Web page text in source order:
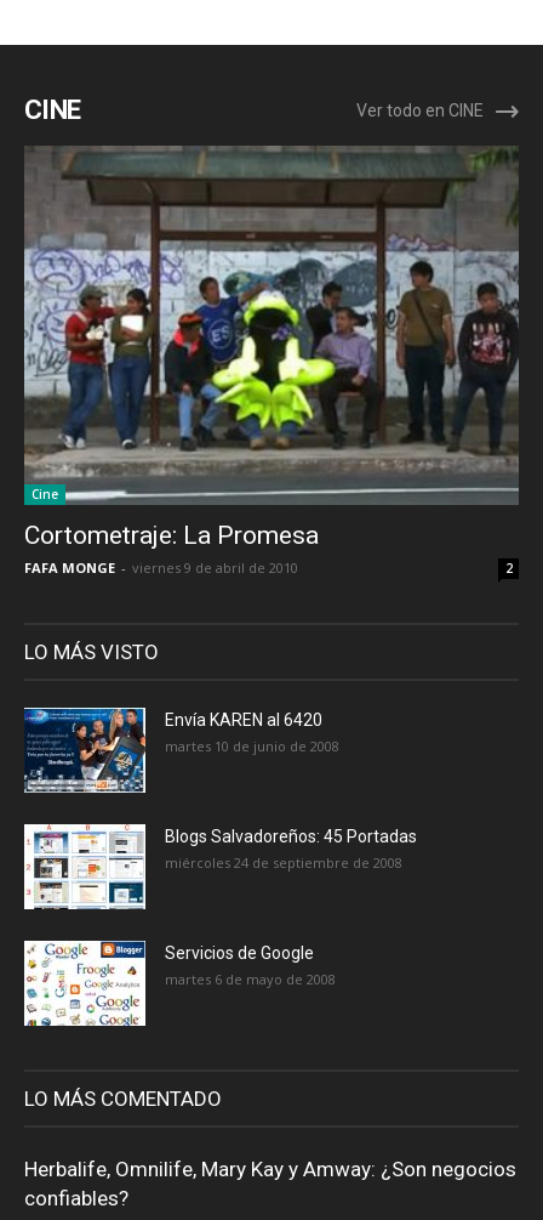
CINE Ver todo en CINE
Cine
Cortometraje: La Promesa
FAFA MONGE - viernes 9 de abril de 2010 2
LO MÁS VISTO
Envía KAREN al 6420
martes 10 de junio de 2008
Blogs Salvadoreños: 45 Portadas
miércoles 24 de septiembre de 2008
Servicios de Google
martes 6 de mayo de 2008
LO MÁS COMENTADO
Herbalife, Omnilife, Mary Kay y Amway: ¿Son negocios
confiables?